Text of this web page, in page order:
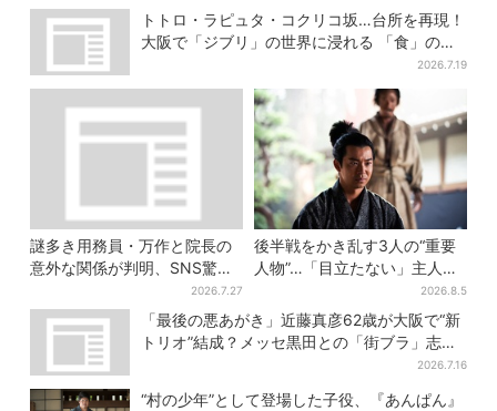
トトロ・ラピュタ・コクリコ坂…台所を再現！
大阪で「ジブリ」の世界に浸れる 「食」の展
2026.7.19
謎多き用務員・万作と院長の
意外な関係が判明、SNS驚き
2026.7.27
後半戦をかき乱す3人の“重要
人物”…「目立たない」主人
公・仲野太賀も、モブキャラ
→覚醒へ【豊臣兄弟】
2026.8.5
「最後の悪あがき」近藤真彦62歳が大阪で“新
トリオ”結成？メッセ黒田との「街ブラ」志願
2026.7.16
“村の少年”として登場した子役、『あんぱん』